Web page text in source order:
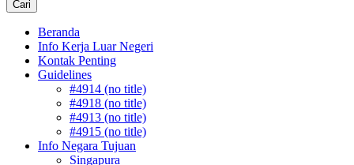
Beranda
Info Kerja Luar Negeri
Kontak Penting
Guidelines
#4914 (no title)
#4918 (no title)
#4913 (no title)
#4915 (no title)
Info Negara Tujuan
Singapura